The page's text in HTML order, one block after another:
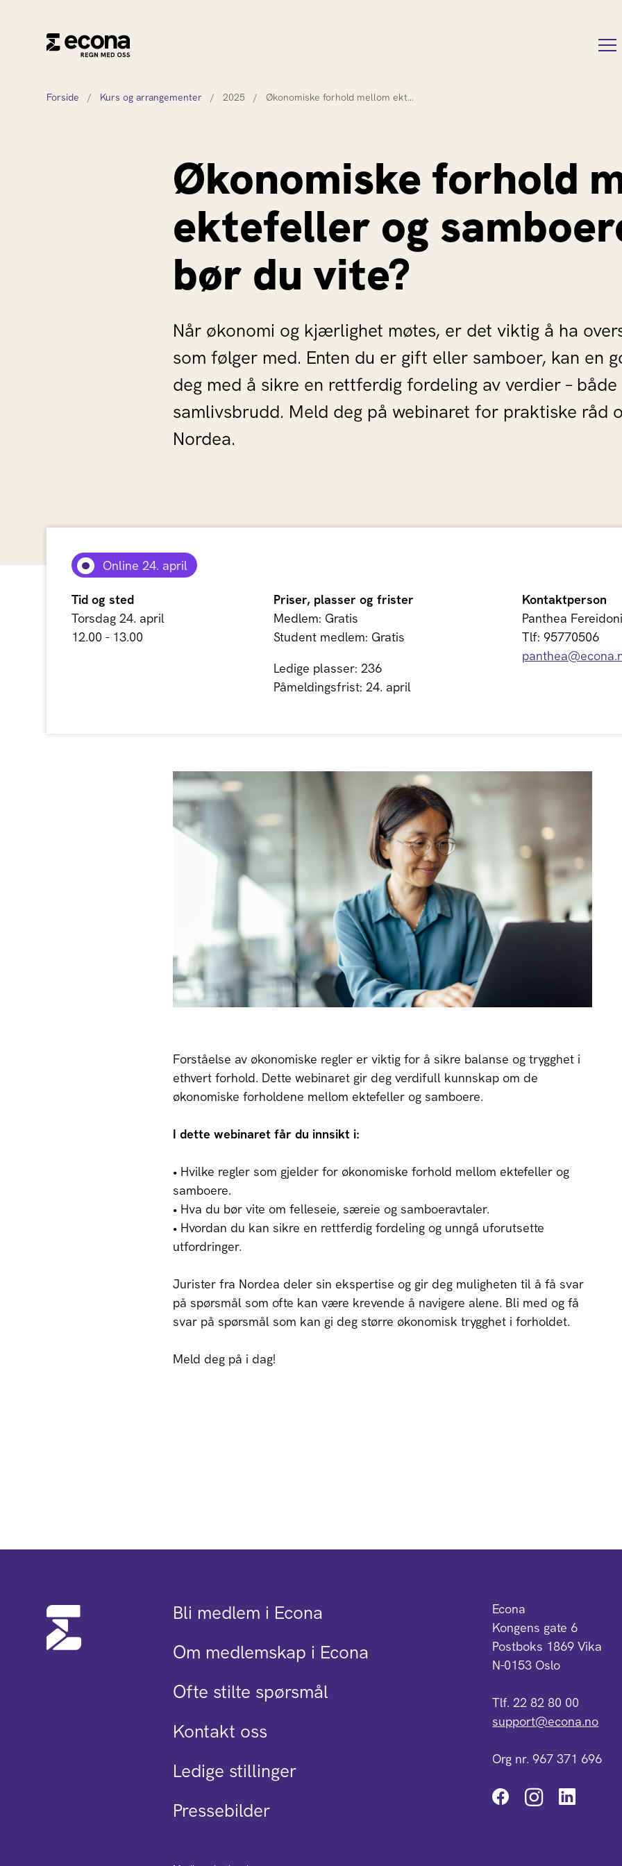
Forside / Kurs og arrangementer / 2025 / Økonomiske forhold mellom ekt…
Økonomiske forhold
ektefeller og
bør du vite?
Når økonomi og kjærlighet møtes, er det viktig å ha
som følger med. Enten du er gift eller samboer, kan en
deg med å sikre en rettferdig fordeling av verdier –
samlivsbrudd. Meld deg på webinaret for praktiske råd
Nordea.
Online 24. april
Tid og sted
Torsdag 24. april
12.00 - 13.00
Priser, plasser og frister
Medlem: Gratis
Student medlem: Gratis
Ledige plasser: 236
Påmeldingsfrist: 24. april
Kontaktperson
Panthea
Tlf: 95770506
Forståelse av økonomiske regler er viktig for å sikre balanse og trygghet i
ethvert forhold. Dette webinaret gir deg verdifull kunnskap om de
økonomiske forholdene mellom ektefeller og samboere.
I dette webinaret får du innsikt i:
• Hvilke regler som gjelder for økonomiske forhold mellom ektefeller og
samboere.
• Hva du bør vite om felleseie, særeie og samboeravtaler.
• Hvordan du kan sikre en rettferdig fordeling og unngå uforutsette
utfordringer.
Jurister fra Nordea deler sin ekspertise og gir deg muligheten til å få svar
på spørsmål som ofte kan være krevende å navigere alene. Bli med og få
svar på spørsmål som kan gi deg større økonomisk trygghet i forholdet.
Meld deg på i dag!
Bli medlem i Econa
Om medlemskap i Econa
Ofte stilte spørsmål
Kontakt oss
Ledige stillinger
Pressebilder
Econa
Kongens gate 6
Postboks 1869 Vika
N-0153 Oslo
Tlf. 22 82 80 00
support@econa.no
Org nr. 967 371 696